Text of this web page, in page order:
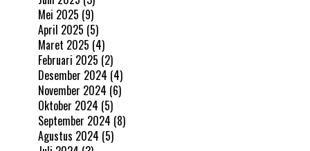
Mei 2025 (9)
April 2025 (5)
Maret 2025 (4)
Februari 2025 (2)
Desember 2024 (4)
November 2024 (6)
Oktober 2024 (5)
September 2024 (8)
Agustus 2024 (5)